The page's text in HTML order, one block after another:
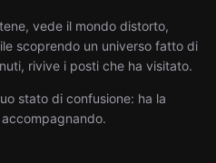
vede il mondo distorto,
scoprendo un universo fatto di
rivive i posti che ha visitato.
stato di confusione: ha la